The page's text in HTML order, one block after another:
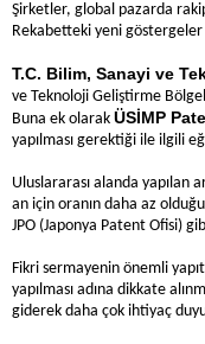
Şirketler, global pazarda
Rekabetteki yeni
T.C. Bilim, Sanayi ve
ve Teknoloji Geliştirme
Buna ek olarak ÜSİMP
yapılması gerektiği ile ilgili
Uluslararası alanda yapılan
an için oranın daha az
JPO (Japonya Patent Ofisi)
Fikri sermayenin önemli
yapılması adına dikkate
giderek daha çok ihtiyaç